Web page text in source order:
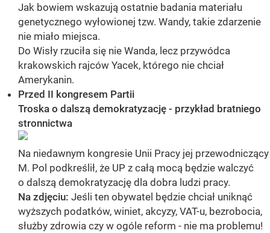
Jak bowiem wskazują ostatnie badania materiału
genetycznego wyłowionej tzw. Wandy, takie zdarzenie
nie miało miejsca.
Do Wisły rzuciła się nie Wanda, lecz przywódca
krakowskich rajców Yacek, którego nie chciał
Amerykanin.
Przed II kongresem Partii
Troska o dalszą demokratyzację - przykład bratniego
stronnictwa
Na niedawnym kongresie Unii Pracy jej przewodniczący
M. Pol podkreślił, że UP z całą mocą będzie walczyć
o dalszą demokratyzację dla dobra ludzi pracy.
Na zdjęciu: Jeśli ten obywatel będzie chciał uniknąć
wyższych podatków, winiet, akcyzy, VAT-u, bezrobocia,
służby zdrowia czy w ogóle reform - nie ma problemu!